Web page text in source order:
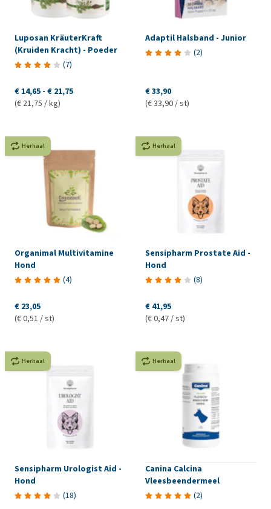
Luposan KräuterKraft
(Kruiden Kracht) - Poeder
(7)
€ 14,65 - € 21,75
(€ 21,75 / kg)
Adaptil Halsband - Junior
(2)
€ 33,90
(€ 33,90 / st)
Herhaal
Organimal Multivitamine
Hond
(4)
€ 23,05
(€ 0,51 / st)
Herhaal
Sensipharm Prostate Aid -
Hond
(8)
€ 41,95
(€ 0,47 / st)
Herhaal
Sensipharm Urologist Aid -
Hond
(18)
Herhaal
Canina Calcina
Vleesbeendermeel
(2)